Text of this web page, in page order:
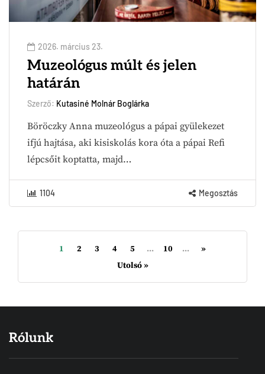
2026. március 23.
Muzeológus múlt és jelen
határán
Szerző: Kutasiné Molnár Boglárka
Böröczky Anna muzeológus a pápai gyülekezet
ifjú hajtása, aki kisiskolás kora óta a pápai Refi
lépcsőit koptatta, majd…
1104 Megosztás
1 2 3 4 5 ... 10 ...
»
Utolsó »
Rólunk